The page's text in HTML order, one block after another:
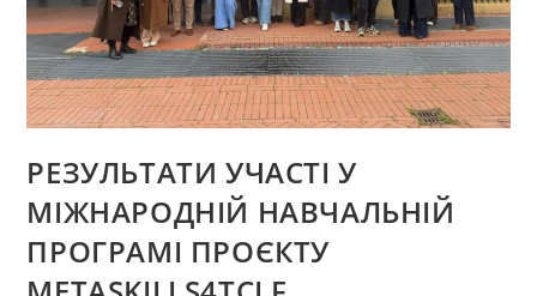
РЕЗУЛЬТАТИ УЧАСТІ У
МІЖНАРОДНІЙ НАВЧАЛЬНІЙ
ПРОГРАМІ ПРОЄКТУ